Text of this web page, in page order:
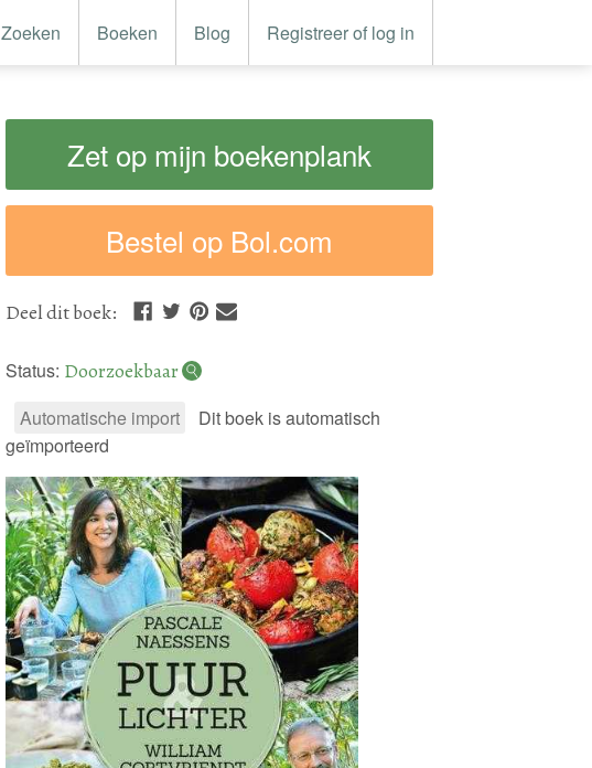
Zoeken Boeken Blog Registreer of log in
Zet op mijn boekenplank
Bestel op Bol.com
Deeldit boek:
Status: Doorzoekbaar
Automatische import
Dit boek is automatisch
geïmporteerd